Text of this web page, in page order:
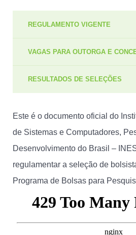
REGULAMENTO VIGENTE
VAGAS PARA OUTORGA E
RESULTADOS DE SELEÇÕES
Este é o documento oficial do
de Sistemas e Computadores,
Desenvolvimento do Brasil –
regulamentar a seleção de
Programa de Bolsas para